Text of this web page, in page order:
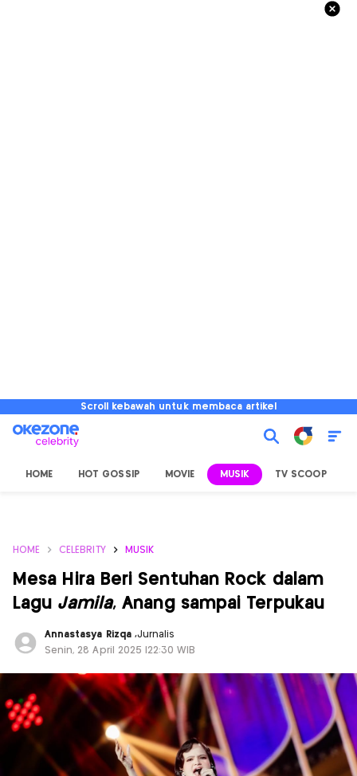
Scroll kebawah untuk membaca artikel
HOME HOT GOSSIP MOVIE MUSIK TV SCOOP
HOME CELEBRITY MUSIK
Mesa Hira Beri Sentuhan Rock dalam
Lagu Jamila, Anang sampai Terpukau
Annastasya Rizqa ,Jurnalis
Senin, 28 April 2025 |22:30 WIB